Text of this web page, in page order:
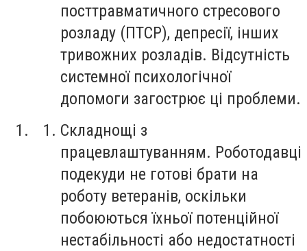
посттравматичного стресового
розладу (ПТСР), депресії, інших
тривожних розладів. Відсутність
системної психологічної
допомоги загострює ці проблеми.
Складнощі з
працевлаштуванням. Роботодавці
подекуди не готові брати на
роботу ветеранів, оскільки
побоюються їхньої потенційної
нестабільності або недостатності